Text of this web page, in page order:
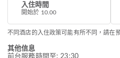
入住時間
開始於 10.00
不同酒店的入住政策可能有所不同，請在
其他信息